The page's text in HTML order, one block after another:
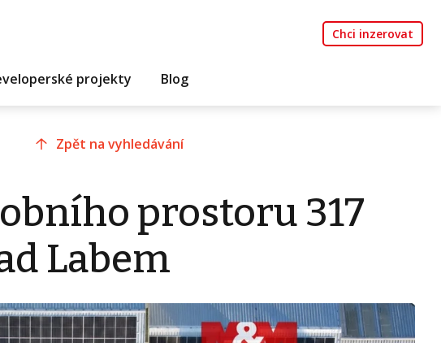
Chci inzerovat
projekty Blog
Zpět na vyhledávání
prostoru 317
Labem